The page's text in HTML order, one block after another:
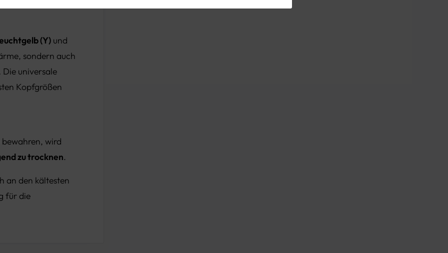
(Y) und
sondern auch
universale
Kopfgrößen
wird
zu trocknen.
an den kältesten
für die